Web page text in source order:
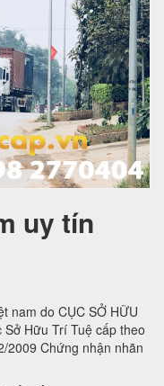
uy tín
nam do CỤC SỞ HỮU
Hữu Trí Tuệ cấp theo
2009 Chứng nhận nhãn